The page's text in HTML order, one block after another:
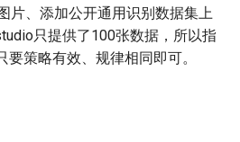
片、添加公开通用识别数据集上
只提供了100张数据，所以指
策略有效、规律相同即可。